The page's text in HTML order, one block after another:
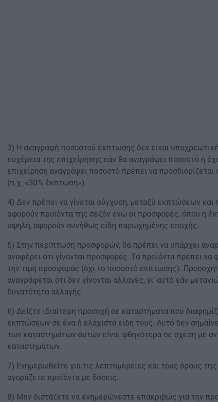
3) Η αναγραφή ποσοστού έκπτωσης δεν είναι υποχρεωτική
ευχέρεια της επιχείρησης εάν θα αναγράψει ποσοστό ή
επιχείρηση αναγράψει ποσοστό πρέπει να προσδιορίζεται
(π.χ. «30% έκπτωση»).
4) Δεν πρέπει να γίνεται σύγχυση, μεταξύ εκπτώσεων
αφορούν προϊόντα της σεζόν ενώ οι προσφορές, όπου η
υψηλή, αφορούν συνήθως είδη παρωχημένης εποχής.
5) Στην περίπτωση προσφορών, θα πρέπει να υπάρχει
αναφέρει ότι γίνονται προσφορές. Τα προϊόντα πρέπει να
την τιμή προσφοράς (όχι το ποσοστό έκπτωσης).
αναγράφεται ότι δεν γίνονται αλλαγές, γι’ αυτό εάν
δυνατότητα αλλαγής.
6) Δείξτε ιδιαίτερη προσοχή σε καταστήματα που
εκπτώσεων σε ένα ή ελάχιστα είδη τους. Αυτό δεν
των καταστημάτων αυτών είναι φθηνότερα σε σχέση με
καταστημάτων.
7) Ενημερωθείτε για τις λεπτομέρειες και τους όρους
αγοράζετε προϊόντα με δόσεις.
8) Μην διστάζετε να ενημερώνεστε επακριβώς για την